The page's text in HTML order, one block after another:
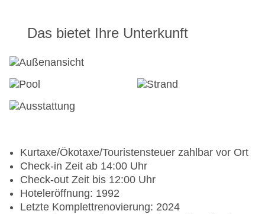
Das bietet Ihre Unterkunft
Kurtaxe/Ökotaxe/Touristensteuer zahlbar vor Ort
Check-in Zeit ab 14:00 Uhr
Check-out Zeit bis 12:00 Uhr
Hoteleröffnung: 1992
Letzte Komplettrenovierung: 2024